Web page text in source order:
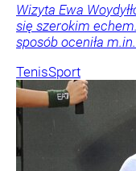
Wizyta Ewa
się szerokim
sposób oceniła
TenisSport